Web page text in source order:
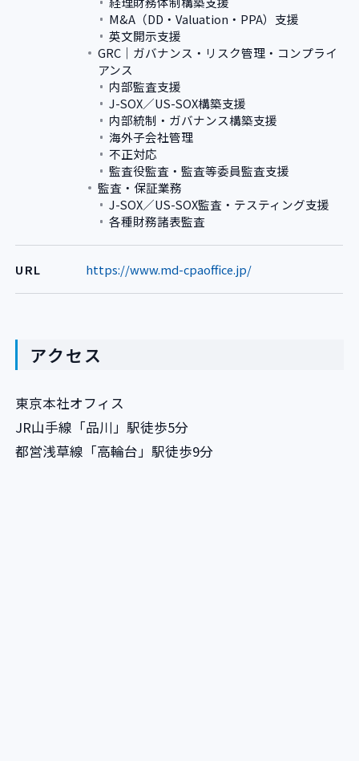
M&A（DD・Valuation・PPA）支援
英文開示支援
GRC｜ガバナンス・リスク管理・コンプライ
アンス
内部監査支援
J-SOX／US-SOX構築支援
内部統制・ガバナンス構築支援
海外子会社管理
不正対応
監査役監査・監査等委員監査支援
監査・保証業務
J-SOX／US-SOX監査・テスティング支援
各種財務諸表監査
URL https://www.md-cpaoffice.jp/
アクセス
東京本社オフィス
JR山手線「品川」駅徒歩5分
都営浅草線「高輪台」駅徒歩9分